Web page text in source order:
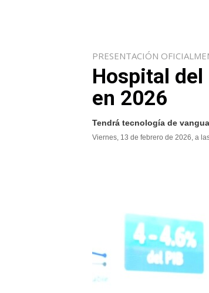
PRESENTACIÓN
Hospital
en 2026
Tendrá tecnología de
Viernes, 13 de febrero de 2026, a